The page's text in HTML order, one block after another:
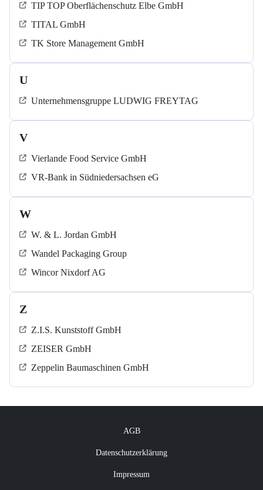
TIP TOP Oberflächenschutz Elbe GmbH
TITAL GmbH
TK Store Management GmbH
U
Unternehmensgruppe LUDWIG FREYTAG
V
Vierlande Food Service GmbH
VR-Bank in Südniedersachsen eG
W
W. & L. Jordan GmbH
Wandel Packaging Group
Wincor Nixdorf AG
Z
Z.I.S. Kunststoff GmbH
ZEISER GmbH
Zeppelin Baumaschinen GmbH
AGB
Datenschutzerklärung
Impressum